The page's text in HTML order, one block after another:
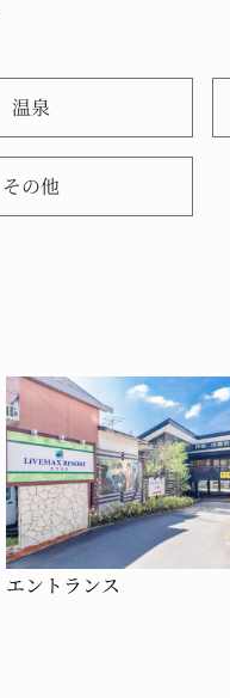
温泉
その他
エントランス